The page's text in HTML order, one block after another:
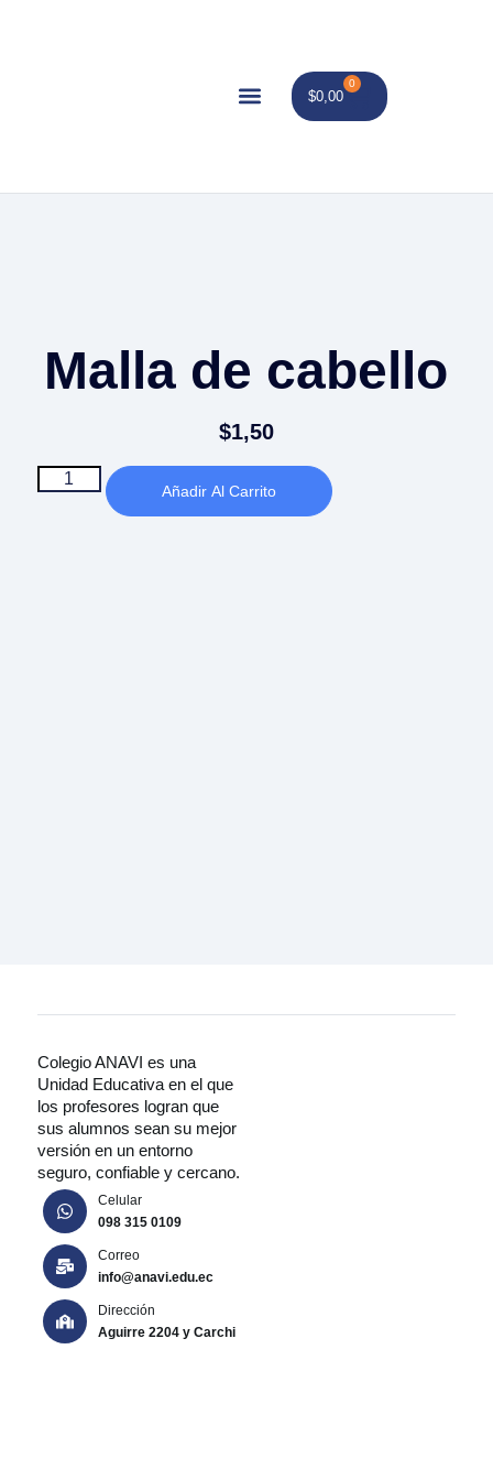
$0,00
0
Malla de cabello
$1,50
Añadir Al Carrito
Colegio ANAVI es una
Unidad Educativa en el que
los profesores logran que
sus alumnos sean su mejor
versión en un entorno
seguro, confiable y cercano.
Celular
098 315 0109
Correo
info@anavi.edu.ec
Dirección
Aguirre 2204 y Carchi